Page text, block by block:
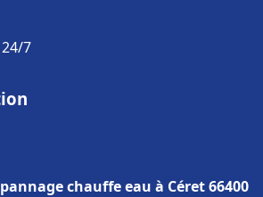
7
chauffe eau à Céret 66400